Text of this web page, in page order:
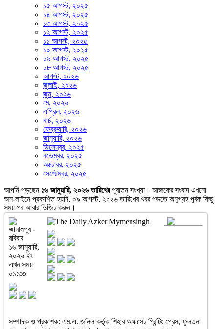
১৫ আগস্ট, ২০২৫
১৪ আগস্ট, ২০২৫
১৩ আগস্ট, ২০২৫
১২ আগস্ট, ২০২৫
১১ আগস্ট, ২০২৫
১০ আগস্ট, ২০২৫
০৯ আগস্ট, ২০২৫
০৮ আগস্ট, ২০২৫
আগস্ট, ২০২৬
জুলাই, ২০২৬
জুন, ২০২৬
মে, ২০২৬
এপ্রিল, ২০২৬
মার্চ, ২০২৬
ফেব্রুয়ারি, ২০২৬
জানুয়ারি, ২০২৬
ডিসেম্বর, ২০২৫
নভেম্বর, ২০২৫
অক্টোবর, ২০২৫
সেপ্টেম্বর, ২০২৫
আপনি পড়ছেন ১৬ জানুয়ারি, ২০২৬ তারিখেরপুরাতন সংখ্যা। আজকের সংবাদ এখনো
অন-লাইনে প্রকাশিত হয়নি, ০৯ আগস্ট, ২০২৬ তারিখের খবর পড়তে অনুগ্রহ পূর্বক কিছু
সময় পর আবার ভিজিট করুন।
জামালপুর -
রবিবার
১৬ জানুয়ারি,
২০২৬ ইং
এখন সময়
০১:৩৩
সম্পাদক ও প্রকাশক: এম.এ. জলিল কর্তৃক শিহাব অফসেট প্রিন্টিং প্রেস, ফুলতলা